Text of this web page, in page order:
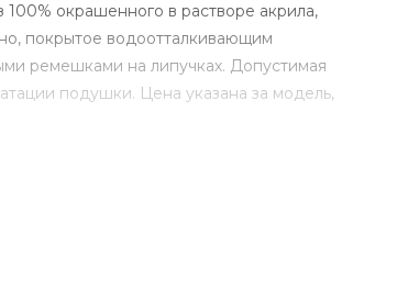
окрашенного в растворе акрила,
покрытое водоотталкивающим
ремешками на липучках. Допустимая
подушки. Цена указана за модель,